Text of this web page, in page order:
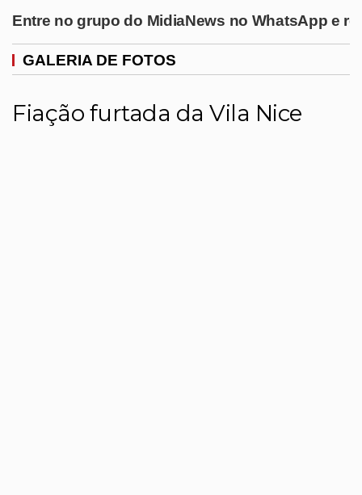
Entre no grupo do MidiaNews no WhatsApp e
GALERIA DE FOTOS
Fiação furtada da Vila Nice